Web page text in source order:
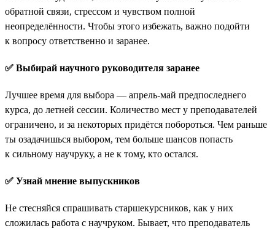
обратной связи, стрессом и чувством полной
неопределённости. Чтобы этого избежать, важно подойти
к вопросу ответственно и заранее.
✅ Выбирай научного руководителя заранее
Лучшее время для выбора — апрель-май предпоследнего
курса, до летней сессии. Количество мест у преподавателей
ограничено, и за некоторых придётся побороться. Чем раньше
ты озадачишься выбором, тем больше шансов попасть
к сильному научруку, а не к тому, кто остался.
✅ Узнай мнение выпускников
Не стесняйся спрашивать старшекурсников, как у них
сложилась работа с научруком. Бывает, что преподаватель